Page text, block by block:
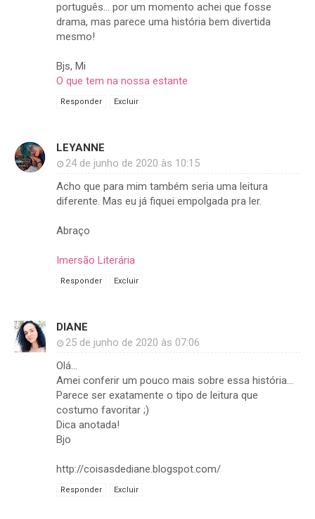
português... por um momento achei que fosse
drama, mas parece uma história bem divertida
mesmo!
Bjs, Mi
O que tem na nossa estante
Responder Excluir
LEYANNE
24 de junho de 2020 às 10:15
Acho que para mim também seria uma leitura
diferente. Mas eu já fiquei empolgada pra ler.
Abraço
Imersão Literária
Responder Excluir
DIANE
25 de junho de 2020 às 07:06
Olá...
Amei conferir um pouco mais sobre essa história...
Parece ser exatamente o tipo de leitura que
costumo favoritar ;)
Dica anotada!
Bjo
http://coisasdediane.blogspot.com/
Responder Excluir